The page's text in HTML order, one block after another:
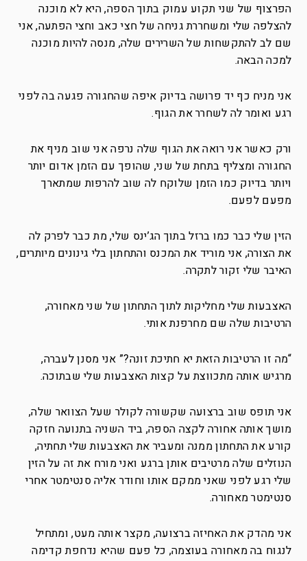
הפרצוף של שני תקוע עמוק בתוך הספה, היא לא מוכנה
להצלפה שלי ומשחררת גניחה של חצי כאב וחצי הפתעה, אני
שם לב להתקשחות של השרירים שלה, מנסה להיות מוכנה
למכה הבאה.
אני מניח כף יד פרושה בדיוק איפה שהחגורה פגעה בה לפני
רגע ואומר לה לשחרר את הגוף.
ורק כאשר אני רואה את הגוף שלה נרפה אני שוב מניף את
החגורה ומצליף בתחת של שני, שהופך עם הזמן אדום יותר
ויותר בדיוק כמו הזמן שלוקח לה שוב להרפות שמתארך
מפעם לפעם.
הזין שלי כבר כמו ברזל בתוך הג’ינס שלי, מת כבר לפרק לה
את הצורה, אני מוריד את המכנס והתחתון בלי גינונים מיותרים,
האיבר שלי זקור לתקרה.
האצבעות שלי מחליקות לתוך התחתון של שני מאחורה,
הרטיבות שלה שם מחרפנת אותי.
“מה זו הרטיבות הזאת יא חתיכת זונה?” אני מסנן לעברה,
מרגיש אותה מתכווצת על קצות האצבעות שלי שבתוכה.
אני תופס שוב ברצועה שקשורה לקולר שעל הצוואר שלה,
מושך אותה אחורה לקצה הספה, ביד השניה בתנועה חזקה
קורע את התחתון ממנה ומעביר את האצבעות שלי תחתיה,
הנוזלים שלה מרטיבים אותן ברגע ואני מורח את זה על הזין
שלי רגע לפני שאני ממקם אותו וחודר אליה סנטימטר אחרי
סנטימטר מאחורה.
אני מהדק את האחיזה ברצועה, מקצר אותה מעט, ומתחיל
לנגוח בה מאחורה בעוצמה, כל פעם שהיא נדחפת קדימה